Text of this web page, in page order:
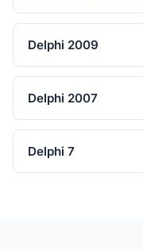
Delphi 2009
Delphi 2007
Delphi 7